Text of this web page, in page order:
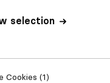
selection
Cookies (1)